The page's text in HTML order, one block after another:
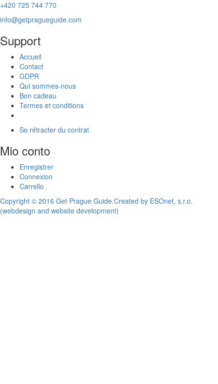
+420 725 744 770
info@getpragueguide.com
Support
Accueil
Contact
GDPR
Qui sommes-nous
Bon cadeau
Termes et conditions
Se rétracter du contrat
Mio conto
Enregistrer
Connexion
Carrello
Copyright © 2016 Get Prague Guide.Created by ESOnet, s.r.o.
(webdesign and website development)